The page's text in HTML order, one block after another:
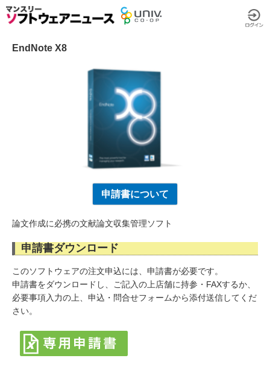
EndNote X8
申請書について
論文作成に必携の文献論文収集管理ソフト
申請書ダウンロード
このソフトウェアの注文申込には、申請書が必要です。
申請書をダウンロードし、ご記入の上店舗に持参・FAXするか、
必要事項入力の上、申込・問合せフォームから添付送信してくだ
さい。